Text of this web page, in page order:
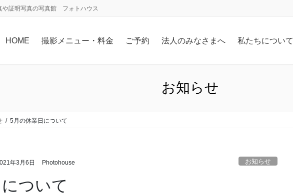
証明写真の写真館 フォトハウス
HOME 撮影メニュー・料金 ご予約 法人のみなさまへ 私たちについて
お知らせ
5月の休業日について
年3月6日 Photohouse お知らせ
ついて